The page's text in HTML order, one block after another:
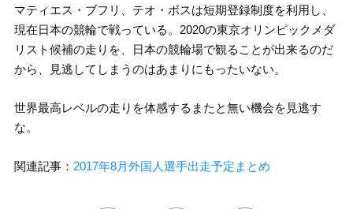
マティエス・ブフリ、テオ・ボスは短期登録制度を利用し、
現在日本の競輪で戦っている。2020の東京オリンピックメダ
リスト候補の走りを、日本の競輪場で観ることが出来るのだ
から、見逃してしまうのはあまりにもったいない。
世界最高レベルの走りを体感するまたと無い機会を見逃す
な。
関連記事： 2017年8月外国人選手出走予定まとめ